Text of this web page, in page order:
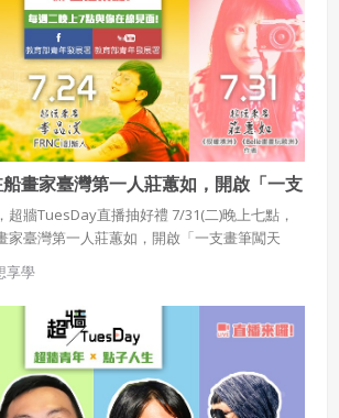
畫家臺灣第一人莊蕙如，開啟「一支
幻冒險
超牆TuesDay直播抽好禮 7/31(二)晚上七點，
家臺灣第一人莊蕙如，開啟「一支畫筆闖天
享學
使用 Facebook 帳號註冊